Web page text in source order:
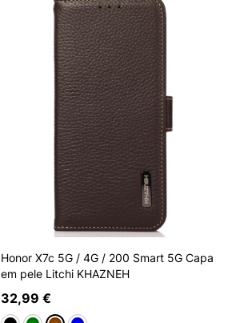
Honor X7c 5G / 4G / 200 Smart 5G Capa
em pele Litchi KHAZNEH
32,99 €